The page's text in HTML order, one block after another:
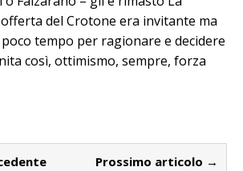
del Crotone era invitante ma
tempo per ragionare e decidere
così, ottimismo, sempre, forza
Prossimo articolo →